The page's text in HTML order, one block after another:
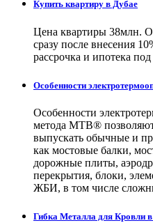
Купить квартиру в Дубае
Цена квартиры 38млн.
сразу после внесения
рассрочка и ипотека
Особенности
Особенности
метода МТВ®
выпускать обычные и
как мостовые балки,
дорожные плиты,
перекрытия, блоки,
ЖБИ, в том числе
Гибка Металла для Кровли